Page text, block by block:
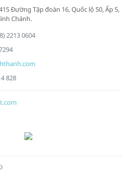
Đường Tập đoàn 16, Quốc lộ 50, Ấp 5,
Chánh.
2213 0604
828